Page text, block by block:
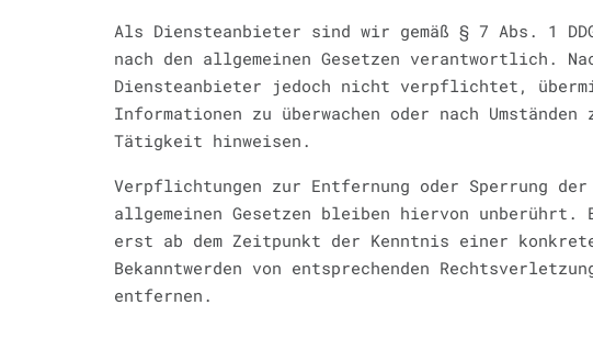
Als Diensteanbieter sind wir gemäß § 7 Abs. 1
nach den allgemeinen Gesetzen verantwortlich.
Diensteanbieter jedoch nicht verpflichtet,
Informationen zu überwachen oder nach
Tätigkeit hinweisen.
Verpflichtungen zur Entfernung oder Sperrung der
allgemeinen Gesetzen bleiben hiervon
erst ab dem Zeitpunkt der Kenntnis einer
Bekanntwerden von entsprechenden
entfernen.